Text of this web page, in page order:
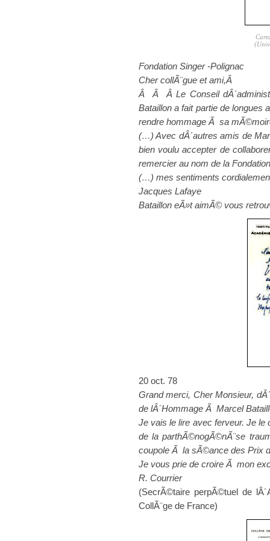
Fondation Singer -Polignac
Cher collÃ¨gue et ami,Â
Â Â Â Le Conseil
Bataillon a fait partie de
rendre hommage Ã sa
(…) Avec dÂ´autres amis de
bien voulu accepter de
remercier au nom de la
(…) mes sentiments
Jacques Lafaye
Bataillon eÃ»t aimÃ© vous
20 oct. 78
Grand merci, Cher Monsieur,
de lÂ´Hommage Ã Marcel
Je vais le lire avec ferveur. Je le
de la parthÃ©nogÃ©nÃ¨se
coupole Ã la sÃ©ance des Prix
Je vous prie de croire Ã mon
R. Courrier
(SecrÃ©taire perpÃ©tuel de
CollÃ¨ge de France)